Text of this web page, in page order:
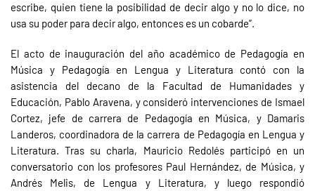
escribe, quien tiene la posibilidad de decir algo y no lo dice, no
usa su poder para decir algo, entonces es un cobarde”.
El acto de inauguración del año académico de Pedagogía en
Música y Pedagogía en Lengua y Literatura contó con la
asistencia del decano de la Facultad de Humanidades y
Educación, Pablo Aravena, y consideró intervenciones de Ismael
Cortez, jefe de carrera de Pedagogía en Música, y Damaris
Landeros, coordinadora de la carrera de Pedagogía en Lengua y
Literatura. Tras su charla, Mauricio Redolés participó en un
conversatorio con los profesores Paul Hernández, de Música, y
Andrés Melis, de Lengua y Literatura, y luego respondió